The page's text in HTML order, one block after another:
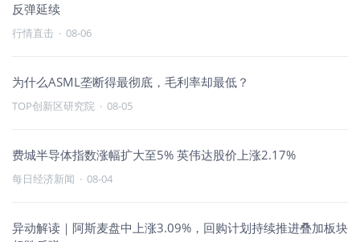
反弹延续
行情直击 · 08-06
为什么ASML垄断得最彻底，毛利率却最低？
TOP创新区研究院 · 08-05
费城半导体指数涨幅扩大至5% 英伟达股价上涨2.17%
每日经济新闻 · 08-04
异动解读｜阿斯麦盘中上涨3.09%，回购计划持续推进叠加板块